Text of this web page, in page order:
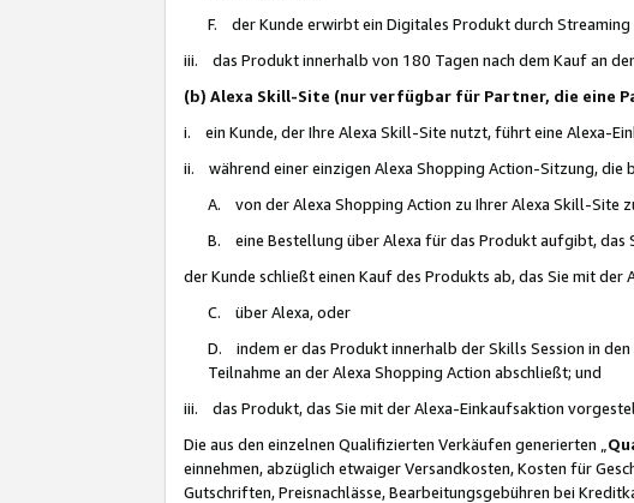
F. der Kunde erwirbt ein Digitales Produkt durch
iii. das Produkt innerhalb von 180 Tagen nach dem Kauf an
(b) Alexa Skill-Site (nur verfügbar für Partner, die eine
i. ein Kunde, der Ihre Alexa Skill-Site nutzt, führt eine Alexa-
ii. während einer einzigen Alexa Shopping Action-Sitzung, die
A. von der Alexa Shopping Action zu Ihrer Alexa Skill-Site
B. eine Bestellung über Alexa für das Produkt aufgibt, das
der Kunde schließt einen Kauf des Produkts ab, das Sie mit
C. über Alexa, oder
D. indem er das Produkt innerhalb der Skills Session in
Teilnahme an der Alexa Shopping Action abschließt; und
iii. das Produkt, das Sie mit der Alexa-Einkaufsaktion
Die aus den einzelnen Qualifizierten Verkäufen generierten „
einnehmen, abzüglich etwaiger Versandkosten, Kosten für
Gutschriften, Preisnachlässe, Bearbeitungsgebühren bei